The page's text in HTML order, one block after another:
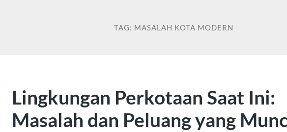
TAG: MASALAH KOTA MODERN
Lingkungan Perkotaan Saat Ini:
Masalah dan Peluang yang